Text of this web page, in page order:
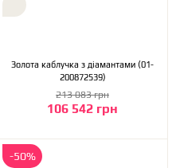
Золота каблучка з діамантами (01-
200872539)
106 542 грн
213 083 грн
-50%